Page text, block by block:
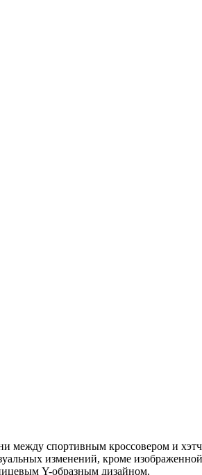
между спортивным кроссовером и
изменений, кроме
Y-образным дизайном.